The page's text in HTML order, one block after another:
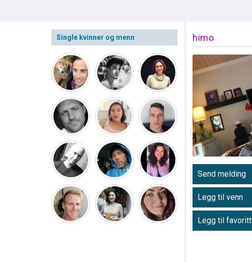
Single kvinner og menn himo
Send melding
Legg til venn
Legg til favoritt